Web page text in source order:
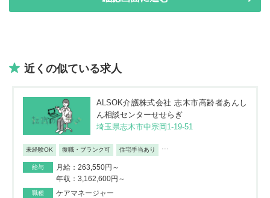
近くの似ている求人
ALSOK介護株式会社 志木市高齢者あんし
ん相談センターせせらぎ
埼玉県志木市中宗岡1-19-51
未経験OK 復職・ブランク可 住宅手当あり
給与
月給：263,550円～
年収：3,162,600円～
職種 ケアマネージャー